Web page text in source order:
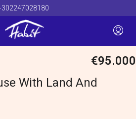
€95.000
With Land And